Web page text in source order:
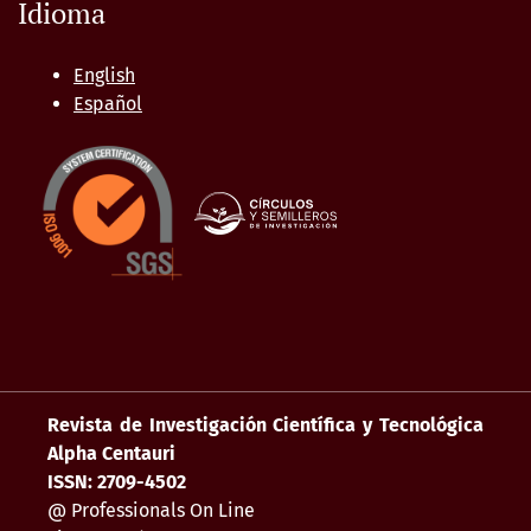
Idioma
English
Español
Revista de Investigación Científica y Tecnológica
Alpha Centauri
ISSN: 2709-4502
@ Professionals On Line